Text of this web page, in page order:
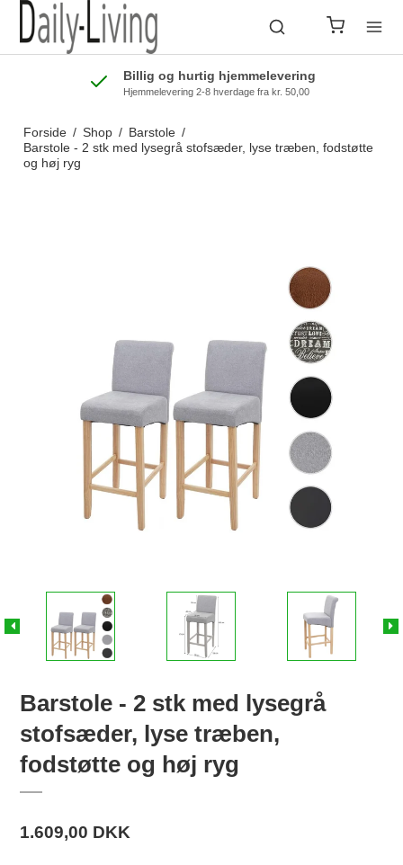
Billig og hurtig hjemmelevering
Hjemmelevering 2-8 hverdage fra kr. 50,00
Forside / Shop / Barstole /
Barstole - 2 stk med lysegrå stofsæder, lyse træben, fodstøtte
og høj ryg
Barstole - 2 stk med lysegrå
stofsæder, lyse træben,
fodstøtte og høj ryg
1.609,00 DKK